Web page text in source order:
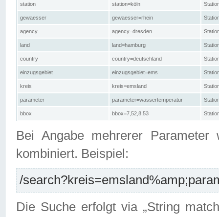
station station=köln
gewaesser gewaesser=rhein
agency agency=dresden
land land=hamburg
country country=deutschland
einzugsgebiet einzugsgebiet=ems
kreis kreis=emsland
parameter parameter=wassertemperatur
bbox bbox=7,52,8,53
Bei Angabe mehrerer Parameter
kombiniert. Beispiel:
/
Die Suche erfolgt via „String